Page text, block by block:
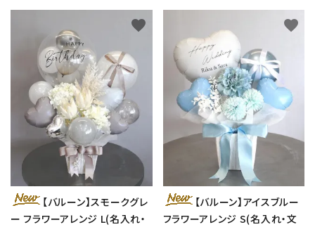
【バルーン】スモークグレ
ー フラワーアレンジ L(名入れ・
favorite
【バルーン】アイスブルー
フラワーアレンジ S(名入れ・文
favorite